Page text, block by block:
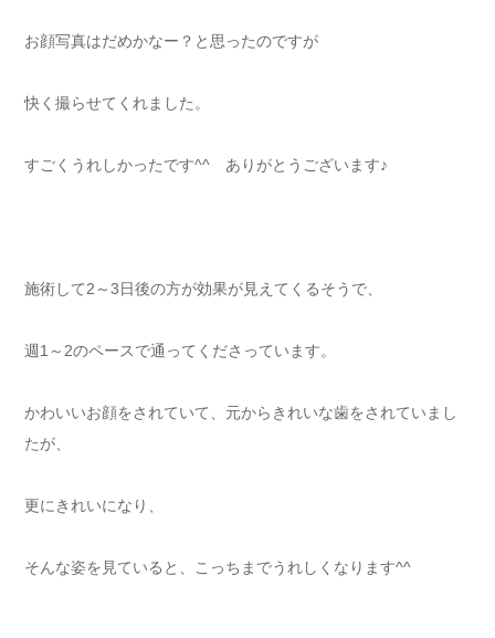
お顔写真はだめかなー？と思ったのですが
快く撮らせてくれました。
すごくうれしかったです^^ ありがとうございます♪
施術して2～3日後の方が効果が見えてくるそうで、
週1～2のペースで通ってくださっています。
かわいいお顔をされていて、元からきれいな歯をされていまし
たが、
更にきれいになり、
そんな姿を見ていると、こっちまでうれしくなります^^